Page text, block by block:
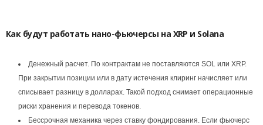
Как будут работать нано-фьючерсы на XRP и Solana
Денежный расчет. По контрактам не поставляются SOL или XRP.
При закрытии позиции или в дату истечения клиринг начисляет или
списывает разницу в долларах. Такой подход снимает операционные
риски хранения и перевода токенов.
Бессрочная механика через ставку фондирования. Если фьючерс